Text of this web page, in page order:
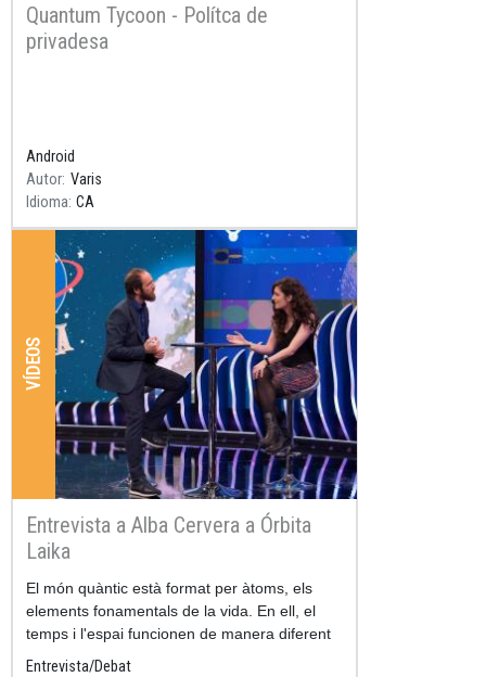
Quantum Tycoon - Polítca de
privadesa
Android
Autor Varis
Idioma CA
VÍDEOS
Entrevista a Alba Cervera a Órbita
Laika
Resum
El món quàntic està format per àtoms, els
elements fonamentals de la vida. En ell, el
temps i l'espai funcionen de manera diferent
al nostre món.
Entrevista/Debat